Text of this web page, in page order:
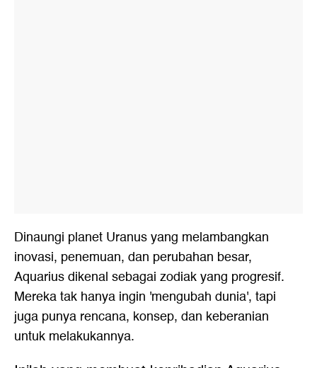
Dinaungi planet Uranus yang melambangkan
inovasi, penemuan, dan perubahan besar,
Aquarius dikenal sebagai zodiak yang progresif.
Mereka tak hanya ingin 'mengubah dunia', tapi
juga punya rencana, konsep, dan keberanian
untuk melakukannya.